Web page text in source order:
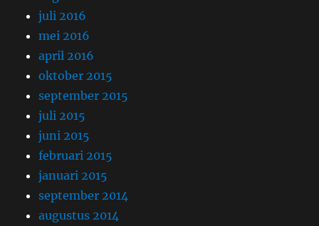
juli 2016
mei 2016
april 2016
oktober 2015
september 2015
juli 2015
juni 2015
februari 2015
januari 2015
september 2014
augustus 2014